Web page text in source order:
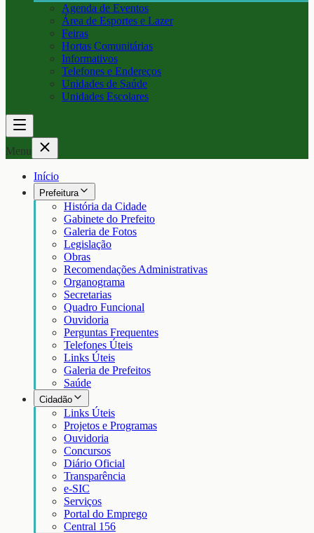
Agenda de Eventos
Área de Esportes e Lazer
Feiras
Hortas Comunitárias
Informativos
Telefones e Endereços
Unidades de Saúde
Unidades Escolares
Menu
Início
Prefeitura
História da Cidade
Gabinete do Prefeito
Galeria de Fotos
Legislação
Obras
Recomendações Administrativas
Organograma
Secretarias
Quadro Funcional
Ouvidoria
Perguntas Frequentes
Telefones Úteis
Links Úteis
Galeria de Prefeitos
Saúde
Cidadão
Links Úteis
Projetos e Programas
Ouvidoria
Concursos
Diário Oficial
Transparência
e-SIC
Serviços
Portal do Emprego
Central 156